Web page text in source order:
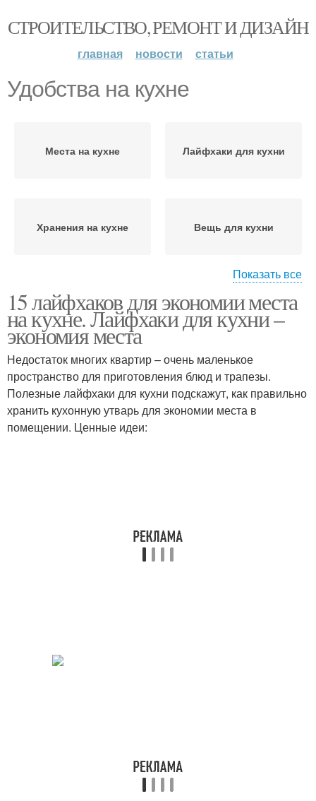
СТРОИТЕЛЬСТВО, РЕМОНТ И ДИЗАЙН
главная новости статьи
Удобства на кухне
Места на кухне Лайфхаки для кухни
Хранения на кухне Вещь для кухни
Хитрости на кухне Хранение на кухне
Хранения для кухни
Показать все
15 лайфхаков для экономии места
на кухне. Лайфхаки для кухни –
экономия места
Недостаток многих квартир – очень маленькое
пространство для приготовления блюд и трапезы.
Полезные лайфхаки для кухни подскажут, как правильно
хранить кухонную утварь для экономии места в
помещении. Ценные идеи: